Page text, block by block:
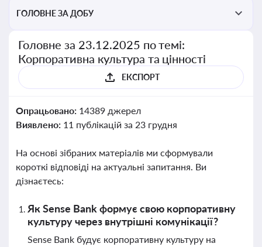
ГОЛОВНЕ ЗА ДОБУ
Головне за 23.12.2025 по темі:
Корпоративна культура та цінності
ЕКСПОРТ
Опрацьовано: 14389 джерел
Виявлено: 11 публікацій за 23 грудня
На основі зібраних матеріалів ми сформували
короткі відповіді на актуальні запитання. Ви
дізнаєтесь:
Як Sense Bank формує свою корпоративну
культуру через внутрішні комунікації?
Sense Bank будує корпоративну культуру на